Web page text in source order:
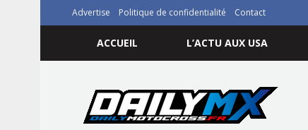
Advertise Politique de confidentialité Contact
ACCUEIL L’ACTU AUX USA